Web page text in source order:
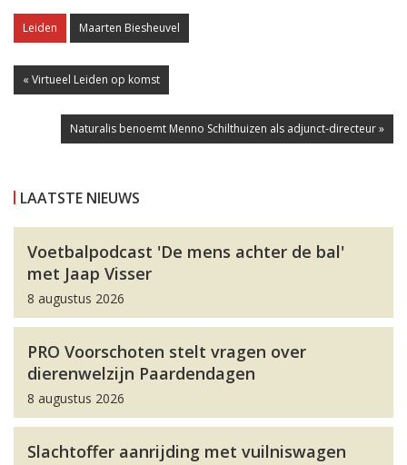
Leiden Maarten Biesheuvel
« Virtueel Leiden op komst
Naturalis benoemt Menno Schilthuizen als adjunct-directeur »
LAATSTE NIEUWS
Voetbalpodcast 'De mens achter de bal'
met Jaap Visser
8 augustus 2026
PRO Voorschoten stelt vragen over
dierenwelzijn Paardendagen
8 augustus 2026
Slachtoffer aanrijding met vuilniswagen